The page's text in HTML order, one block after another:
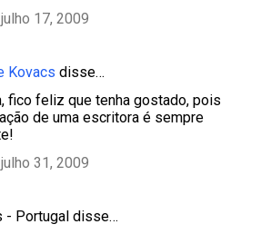
17, 2009
Kovacs disse…
fico feliz que tenha gostado, pois
de uma escritora é sempre
31, 2009
- Portugal disse…